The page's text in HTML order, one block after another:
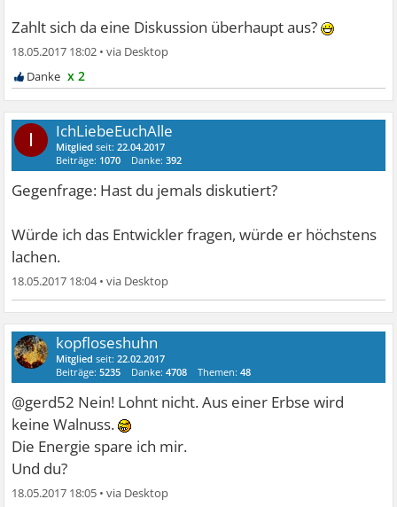
Zahlt sich da eine Diskussion überhaupt aus?
18.05.2017 18:02 •
x 2
I IchLiebeEuchAlle
Mitglied seit:22.04.2017
Beiträge: 1070 Danke:392
Gegenfrage: Hast du jemals diskutiert?
Würde ich das Entwickler fragen, würde er höchstens
lachen.
18.05.2017 18:04•
kopfloseshuhn
Mitglied seit:22.02.2017
Beiträge:5235 Danke:4708 Themen:48
@gerd52 Nein! Lohnt nicht. Aus einer Erbse wird
keine Walnuss.
Die Energie spare ich mir.
Und du?
18.05.2017 18:05 •